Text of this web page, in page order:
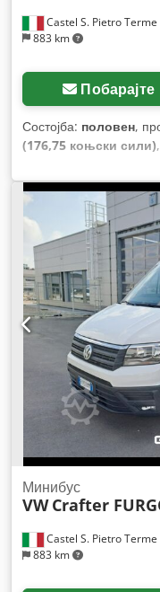
Castel S. Pietro Terme
883 km
Побарајте
Состојба: половен,
(176,75 коњски сили)
,
прва регистрација:11/
Castel S. Pietro Terme
883 km
Минибус
VW Crafter